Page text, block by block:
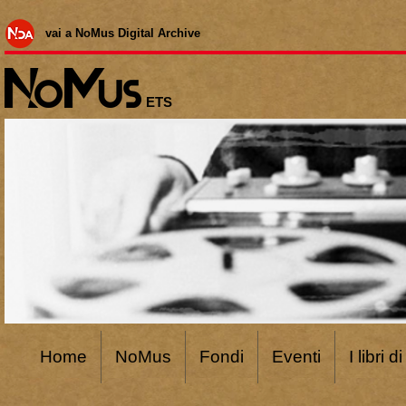
Home NoMus Fondi Eventi I libri
vai a NoMus Digital Archive
ETS